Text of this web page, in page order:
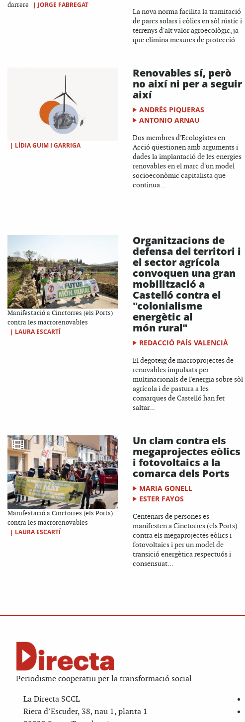
darrere
| JORGE FABREGAT
La nova norma facilita la tramitació
de parcs solars i eòlics en sòl rústic i
terrenys d'alt valor agroecològic, ja
que elimina mesures de protecció...
| LÍDIA GUIM I GARRIGA
Renovables sí, però
no així ni per a seguir
així
ANDRÉS PIQUERAS
ANTONIO ARNAU
Dos membres d'Ecologistes en
Acció qüestionen amb arguments i
dades la implantació de les energies
renovables en el marc d'un model
socioeconòmic capitalista que
continua...
Manifestació a Cinctorres (els Ports)
contra les macrorenovables
| LAURA ESCARTÍ
Organitzacions de
defensa del territori i
el sector agrícola
convoquen una gran
mobilització a
Castelló contra el
"colonialisme
energètic al
món rural"
REDACCIÓ PAÍS VALENCIÀ
El degoteig de macroprojectes de
renovables impulsats per
multinacionals de l'energia sobre sòl
agrícola i de pastura a les
comarques de Castelló han fet
saltar...
Manifestació a Cinctorres (els Ports)
contra les macrorenovables
| LAURA ESCARTÍ
Un clam contra els
megaprojectes eòlics
i fotovoltaics a la
comarca dels Ports
MARIA GONELL
ESTER FAYOS
Centenars de persones es
manifesten a Cinctorres (els Ports)
contra els megaprojectes eòlics i
fotovoltaics i per un model de
transició energètica respectuós i
consensuat...
Periodisme cooperatiu per la transformació social
La Directa SCCL
Riera d’Escuder, 38, nau 1, planta 1